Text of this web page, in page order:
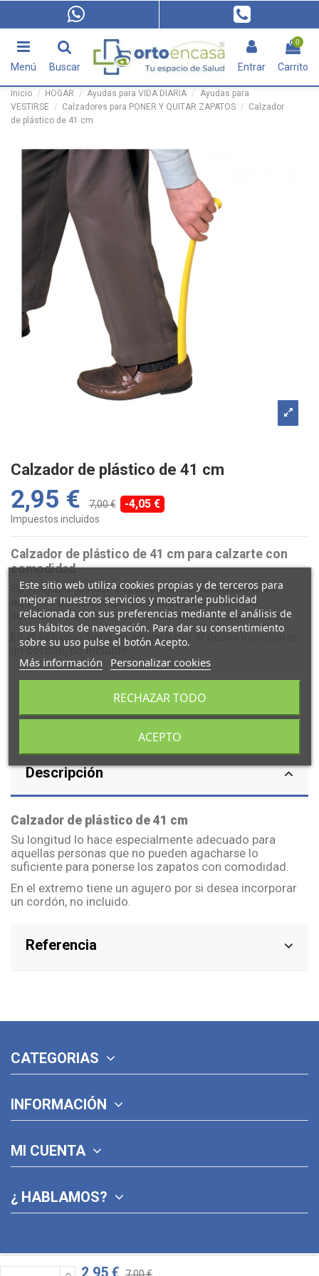
Menú Buscar Entrar
0
Carrito
Inicio HOGAR Ayudas para VIDA DIARIA
Ayudas para
VESTIRSE
Calzadores para PONER Y QUITAR ZAPATOS
Calzador
de plástico de 41 cm
Calzador de plástico de 41 cm
2,95 € 7,00 € -4,05 €
Impuestos incluidos
Calzador de plástico de 41 cm para calzarte con
comodidad
Su longitud lo hace especialmente adecuado para
aquellas personas que no pueden agacharse lo
suficiente para ponerse los zapatos con comodidad.
En el extremo tiene un agujero por si desea incorporar
un cordón, no incluido.
2,95 € 7,00 €
Descripción
Calzador de plástico de 41 cm
Su longitud lo hace especialmente adecuado para
aquellas personas que no pueden agacharse lo
suficiente para ponerse los zapatos con comodidad.
En el extremo tiene un agujero por si desea incorporar
un cordón, no incluido.
Referencia
CATEGORIAS
INFORMACIÓN
MI CUENTA
¿ HABLAMOS?
Este sitio web utiliza cookies propias y de terceros para
mejorar nuestros servicios y mostrarle publicidad
relacionada con sus preferencias mediante el análisis de
sus hábitos de navegación. Para dar su consentimiento
sobre su uso pulse el botón Acepto.
Más información Personalizar cookies
RECHAZAR TODO
ACEPTO